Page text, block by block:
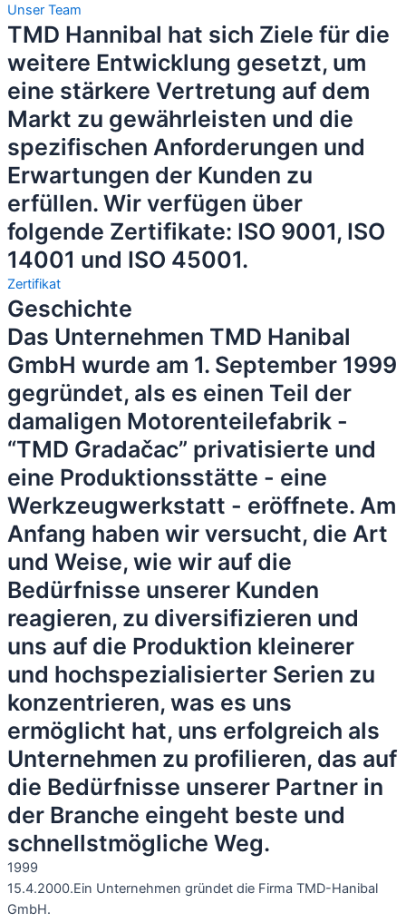
Unser Team
TMD Hannibal hat sich Ziele für die
weitere Entwicklung gesetzt, um
eine stärkere Vertretung auf dem
Markt zu gewährleisten und die
spezifischen Anforderungen und
Erwartungen der Kunden zu
erfüllen. Wir verfügen über
folgende Zertifikate: ISO 9001, ISO
14001 und ISO 45001.
Zertifikat
Geschichte
Das Unternehmen TMD Hanibal
GmbH wurde am 1. September 1999
gegründet, als es einen Teil der
damaligen Motorenteilefabrik -
“TMD Gradačac” privatisierte und
eine Produktionsstätte - eine
Werkzeugwerkstatt - eröffnete. Am
Anfang haben wir versucht, die Art
und Weise, wie wir auf die
Bedürfnisse unserer Kunden
reagieren, zu diversifizieren und
uns auf die Produktion kleinerer
und hochspezialisierter Serien zu
konzentrieren, was es uns
ermöglicht hat, uns erfolgreich als
Unternehmen zu profilieren, das auf
die Bedürfnisse unserer Partner in
der Branche eingeht beste und
schnellstmögliche Weg.
1999
15.4.2000.Ein Unternehmen gründet die Firma TMD-Hanibal
GmbH.